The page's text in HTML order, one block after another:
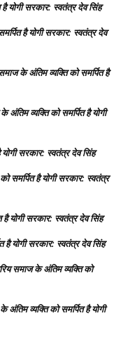
योगी सरकार: स्वतंत्र देव सिंह
है योगी सरकार: स्वतंत्र देव
के अंतिम व्यक्ति को समर्पित है
अंतिम व्यक्ति को समर्पित है योगी
सरकार: स्वतंत्र देव सिंह
समर्पित है योगी सरकार: स्वतंत्र
है योगी सरकार: स्वतंत्र देव सिंह
है योगी सरकार: स्वतंत्र देव सिंह
समाज के अंतिम व्यक्ति को
अंतिम व्यक्ति को समर्पित है योगी